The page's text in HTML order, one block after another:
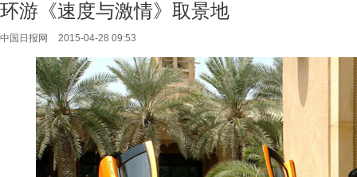
环游《速度与激情》取景地
中国日报网 2015-04-28 09:53